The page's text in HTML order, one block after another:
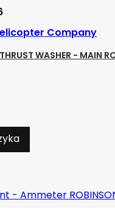
Company
WASHER - MAIN